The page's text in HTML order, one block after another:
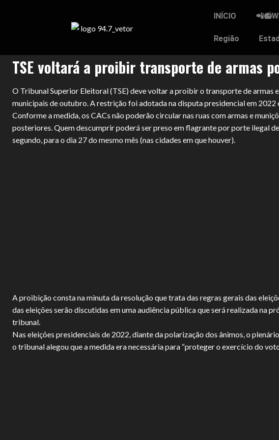
INÍCIO
Região
TSE voltará a proibir transporte de armas
O Tribunal Superior Eleitoral (TSE) deve voltar a proibir o transporte de armas
municipais de outubro. A restrição foi adotada na disputa presidencial em 2022
Conforme a medida, os CACs não poderão circular nas ruas com armas e
posteriores. Quem descumprir poderá ser preso em flagrante por porte ilegal
segundo, para o dia 27 do mesmo mês (nas cidades em que houver).
A proibição consta na minuta da resolução que trata das regras gerais das
das eleições serão discutidas em uma audiência pública que será realizada na
tribunal.
Nas eleições presidenciais de 2022, diante da polarização dos ânimos, o
o tribunal alegou que a medida era necessária para “proteger o exercício do